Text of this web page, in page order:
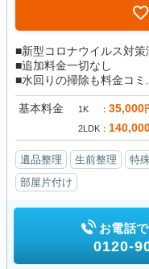
■新型コロナウイルス対策
■追加料金一切なし
■水回りの掃除も料金コミ...
基本料金 1K 35,000
2LDK
遺品整理 生前整理 特
部屋片付け
お電話
0120-